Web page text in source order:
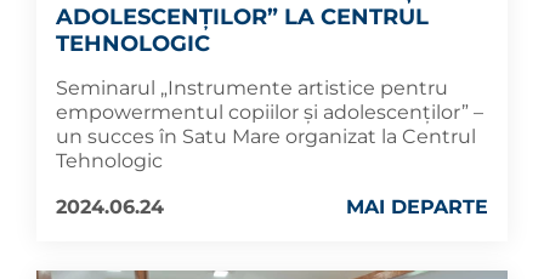
ADOLESCENȚILOR” LA CENTRUL
TEHNOLOGIC
Seminarul „Instrumente artistice pentru
empowermentul copiilor și adolescenților” –
un succes în Satu Mare organizat la Centrul
Tehnologic
2024.06.24
MAI DEPARTE